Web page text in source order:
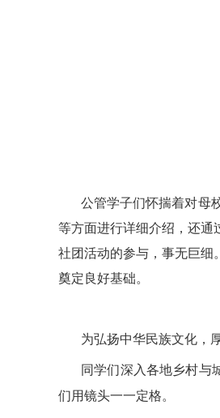
公管学子们怀揣着对母
等方面进行详细介绍，还通
社团活动的参与，事无巨细
奠定良好基础。
为弘扬中华民族文化，
同学们深入各地乡村与
们用镜头一一定格。